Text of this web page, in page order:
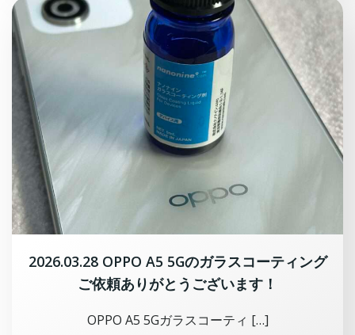
2026.03.28 OPPO A5 5Gのガラスコーティング
ご依頼ありがとうございます！
OPPO A5 5Gガラスコーティ […]